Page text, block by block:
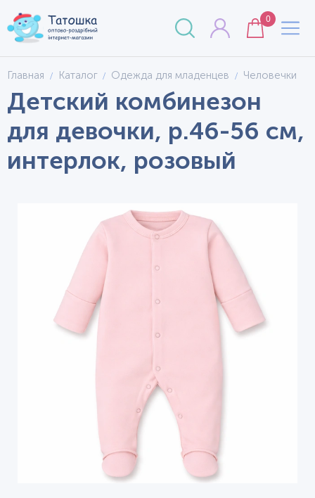
0
Главная Каталог Одежда для младенцев Человечки
Детский комбинезон
для девочки, р.46-56 см,
интерлок, розовый